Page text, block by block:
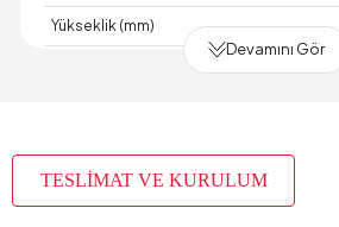
Yükseklik (mm)
Devamını Gör
TESLİMAT VE KURULUM